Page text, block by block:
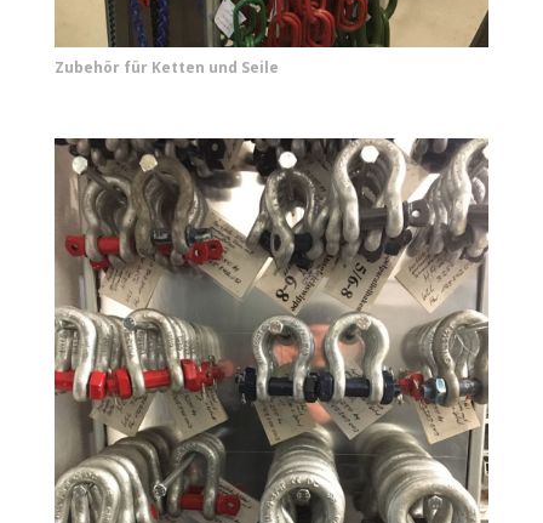
Zubehör für Ketten und Seile